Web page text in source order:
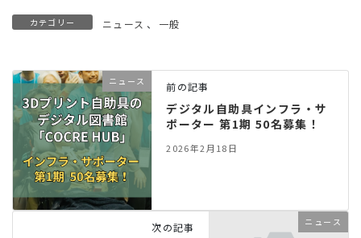
カテゴリー ニュース 、 一般
ニュース 前の記事
デジタル自助具インフラ・サ
ポーター 第1期 50名募集！
2026年2月18日
ニュース
次の記事